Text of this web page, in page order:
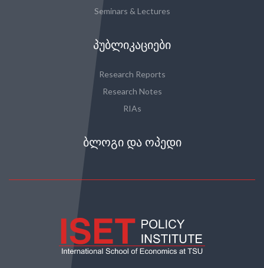
Seminars & Lectures
ᲞᲣᲑᲚᲘᲙᲐᲪᲘᲔᲑᲘ
Research Reports
Research Notes
RIAs
ᲑᲚᲝᲒᲘ ᲓᲐ ᲝᲞᲔᲓᲘ